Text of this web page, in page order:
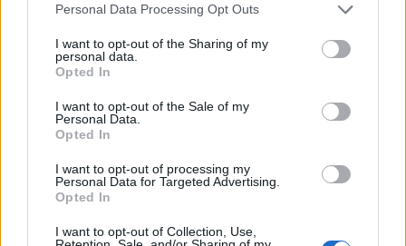
Personal Data Processing Opt Outs
I want to opt-out of the Sharing of my
personal data.
Opted In
I want to opt-out of the Sale of my
Personal Data.
Opted In
I want to opt-out of processing my
Personal Data for Targeted Advertising.
Opted In
I want to opt-out of Collection, Use,
Det oplyser sol26 i en pressemeddelelse.
Formørkelsen topper omkring klokken 20.00, kort
før solnedgang, hvilket giver gode muligheder for
at opleve fænomenet fra steder med frit udsyn
mod vest.
For mange nordjyder kan kysterne, fjordene og de
åbne landskaber danne en flot ramme om den